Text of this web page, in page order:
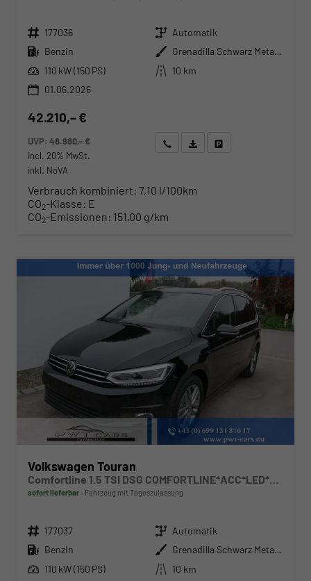
Fahrzeugnr. 177036 Getriebe Automatik
Kraftstoff Benzin Außenfarbe
Grenadilla Schwarz Metallic
Leistung 110 kW (150 PS) Kilometerstand
10 km
01.06.2026
42.210,– €
UVP:48.980,– €
incl. 20% MwSt.
inkl. NoVA
Wir rufen Sie anAngebot drucken (PDF)
Verbrauch kombiniert: 7,10 l/100km
CO2-Klasse: E
CO2-Emissionen: 151,00 g/km
Volkswagen Touran
Comfortline 1.5 TSI DSG COMFORTLINE*ACC*LED*PDC*KAMERA*NAVI*SHZ* 7-SITZER 17-ZOLL
sofort lieferbar Fahrzeug mit Tageszulassung
Fahrzeugnr. 177037 Getriebe Automatik
Kraftstoff Benzin Außenfarbe
Grenadilla Schwarz Metallic
Leistung 110 kW (150 PS) Kilometerstand
10 km